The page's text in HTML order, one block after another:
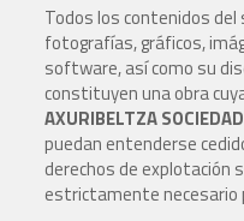
Todos los contenidos
fotografías, gráficos,
software, así como su
constituyen una obra
AXURIBELTZA
puedan entenderse
derechos de explotación
estrictamente necesario